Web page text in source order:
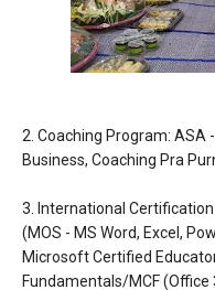
2. Coaching Program: ASA
Business, Coaching Pra
3. International
(MOS - MS Word, Excel,
Microsoft Certified
Fundamentals/MCF (Office